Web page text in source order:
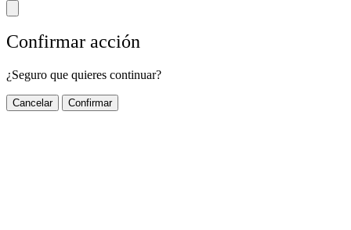
Confirmar acción
¿Seguro que quieres continuar?
Cancelar Confirmar